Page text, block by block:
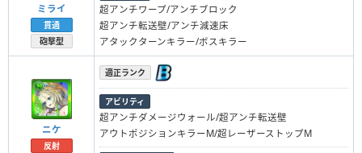
ミライ
貫通
砲撃型
超アンチワープ/アンチブロック
超アンチ転送壁/アンチ減速床
アタックターンキラー/ボスキラー
ニケ
反射
適正ランク
アビリティ
超アンチダメージウォール/超アンチ転送壁
アウトポジションキラーM/超レーザーストップM